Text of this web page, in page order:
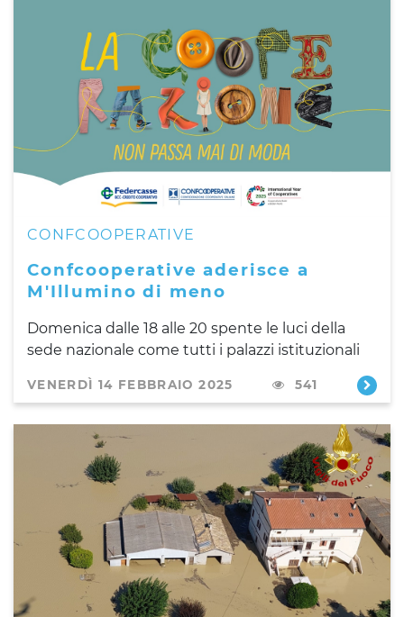
CONFCOOPERATIVE
Confcooperative aderisce a
M'Illumino di meno
Domenica dalle 18 alle 20 spente le luci della
sede nazionale come tutti i palazzi istituzionali
VENERDÌ 14 FEBBRAIO 2025 541